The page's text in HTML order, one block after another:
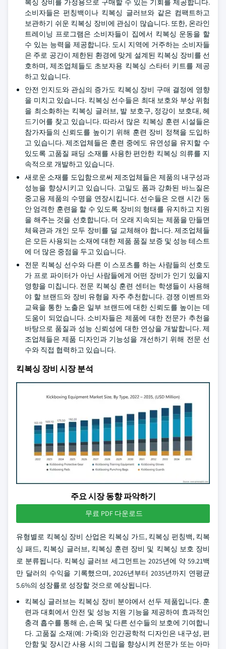
복싱 장비를 가정용으로 구매할 수 있는 기회를 제공합니다.
소비자들은 펀칭백이나 킥복싱 글러브와 같은 컴팩트하고
보관하기 쉬운 킥복싱 장비에 관심이 많습니다. 또한, 온라인
트레이닝 프로그램은 소비자들이 집에서 킥복싱 운동을 할
수 있는 능력을 제공합니다. 도시 지역에 거주하는 소비자들
은 주로 공간이 제한된 환경에 맞게 설계된 킥복싱 장비를 선
호하며, 제조업체들도 초보자용 킥복싱 스타터 키트를 제공
하고 있습니다.
안전 인지도와 관심의 증가도 킥복싱 장비 구매 결정에 영향
을 미치고 있습니다. 킥복싱 선수들은 최대 보호와 부상 위험
을 최소화하는 킥복싱 글러브, 발 보호구, 정강이 보호대, 헤
드기어를 찾고 있습니다. 따라서 많은 킥복싱 훈련 시설들은
참가자들의 신뢰도를 높이기 위해 훈련 장비 정책을 도입하
고 있습니다. 제조업체들은 훈련 중에도 유연성을 유지할 수
있도록 고품질 패딩 소재를 사용한 편안한 킥복싱 의류를 지
속적으로 개발하고 있습니다.
새로운 소재를 도입함으로써 제조업체들은 제품의 내구성과
성능을 향상시키고 있습니다. 고밀도 폼과 강화된 바느질은
중고용 제품의 수명을 연장시킵니다. 선수들은 오랜 시간 동
안 엄격한 훈련을 할 수 있도록 장비의 형태를 유지하고 지원
을 해주는 것을 선호합니다. 더 오래 지속되는 제품을 만들면
체육관과 개인 모두 장비를 덜 교체해야 합니다. 제조업체들
은 모든 사용되는 소재에 대한 제품 품질 보증 및 성능 테스트
에 더 많은 중점을 두고 있습니다.
전문 킥복싱 선수와 다른 이 스포츠를 하는 사람들의 선호도
가 프로 파이터가 아닌 사람들에게 어떤 장비가 인기 있을지
영향을 미칩니다. 전문 킥복싱 훈련 센터는 학생들이 사용해
야 할 브랜드와 장비 유형을 자주 추천합니다. 경쟁 이벤트와
교육을 통한 노출은 일부 브랜드에 대한 신뢰도를 높이는 데
도움이 되었습니다. 소비자들은 제품에 대한 전문가 추천을
바탕으로 품질과 성능 신뢰성에 대한 연상을 개발합니다. 제
조업체들은 제품 디자인과 기능성을 개선하기 위해 전문 선
수와 직접 협력하고 있습니다.
킥복싱 장비 시장 분석
주요 시장 동향 파악하기
무료 PDF 다운로드
유형별로 킥복싱 장비 산업은 킥복싱 가드, 킥복싱 펀칭백, 킥복
싱 패드, 킥복싱 글러브, 킥복싱 훈련 장비 및 킥복싱 보호 장비
로 분류됩니다. 킥복싱 글러브 세그먼트는 2025년에 약 59.21백
만 달러의 수익을 기록했으며, 2026년부터 2035년까지 연평균
5.6%의 성장률로 성장할 것으로 예상됩니다.
킥복싱 글러브는 킥복싱 장비 분야에서 선두 제품입니다. 훈
련과 대회에서 안전 및 성능 지원 기능을 제공하여 효과적인
충격 흡수를 통해 손, 손목 및 다른 선수들의 보호에 기여합니
다. 고품질 소재(예: 가죽)와 인간공학적 디자인은 내구성, 편
안함 및 장시간 사용 시의 그립을 향상시켜 전문가 또는 아마